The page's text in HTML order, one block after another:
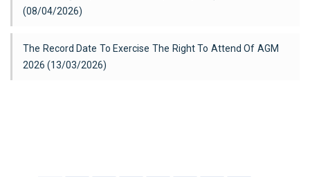
(08/04/2026)
The Record Date To Exercise The Right To Attend Of AGM
2026 (13/03/2026)